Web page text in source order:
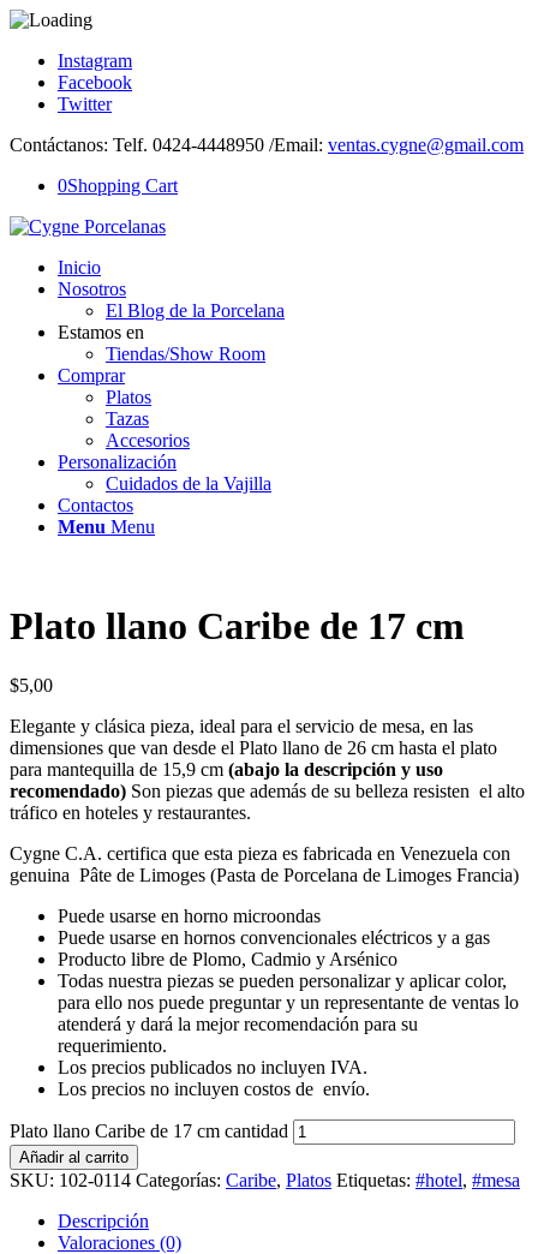
Instagram
Facebook
Twitter
Contáctanos: Telf. 0424-4448950 /Email: ventas.cygne@gmail.com
0Shopping Cart
Inicio
Nosotros
El Blog de la Porcelana
Estamos en
Tiendas/Show Room
Comprar
Platos
Tazas
Accesorios
Personalización
Cuidados de la Vajilla
Contactos
Menu Menu
Plato llano Caribe de 17 cm
$5,00
Elegante y clásica pieza, ideal para el servicio de mesa, en las
dimensiones que van desde el Plato llano de 26 cm hasta el plato
para mantequilla de 15,9 cm (abajo la descripción y uso
recomendado) Son piezas que además de su belleza resisten el alto
tráfico en hoteles y restaurantes.
Cygne C.A. certifica que esta pieza es fabricada en Venezuela con
genuina Pâte de Limoges (Pasta de Porcelana de Limoges Francia)
Puede usarse en horno microondas
Puede usarse en hornos convencionales eléctricos y a gas
Producto libre de Plomo, Cadmio y Arsénico
Todas nuestra piezas se pueden personalizar y aplicar color,
para ello nos puede preguntar y un representante de ventas lo
atenderá y dará la mejor recomendación para su
requerimiento.
Los precios publicados no incluyen IVA.
Los precios no incluyen costos de envío.
Plato llano Caribe de 17 cm cantidad
Añadir al carrito
SKU: 102-0114 Categorías: Caribe, Platos Etiquetas: #hotel, #mesa
Descripción
Valoraciones (0)